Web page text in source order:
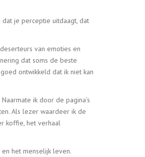
je perceptie uitdaagt, dat
van emoties en
dat soms de beste
ontwikkeld dat ik niet kan
ik door de pagina’s
Als lezer waardeer ik de
koffie, het verhaal
het menselijk leven.